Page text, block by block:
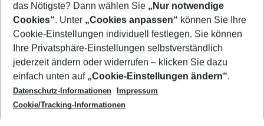
Footer
Footer navigation
Über uns
AGB
Cookie-Einstellungen ändern
Cookie-Richtlinie
Datenschutz
Service & Hilfe
Barrierefreies Reisen
Check-in
Folgen Sie uns
das Nötigste? Dann wählen Sie „Nur notwendige
Cookies“. Unter „Cookies anpassen“ können Sie Ihre
Cookie-Einstellungen individuell festlegen. Sie können
Ihre Privatsphäre-Einstellungen selbstverständlich
jederzeit ändern oder widerrufen – klicken Sie dazu
einfach unten auf „Cookie-Einstellungen ändern“.
Datenschutz-Informationen
Impressum
Cookie/Tracking-Informationen